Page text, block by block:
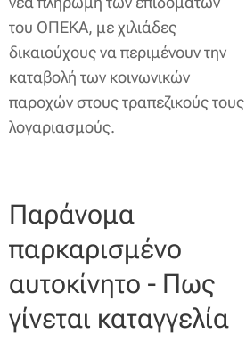
του ΟΠΕΚΑ, με χιλιάδες
δικαιούχους να περιμένουν την
καταβολή των κοινωνικών
παροχών στους τραπεζικούς τους
λογαριασμούς.
Παράνομα
παρκαρισμένο
αυτοκίνητο - Πως
γίνεται καταγγελία